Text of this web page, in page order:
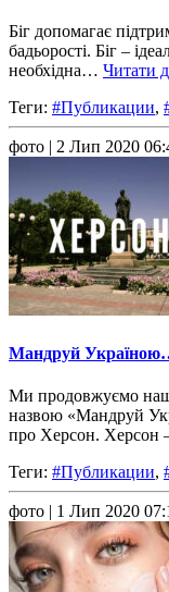
Біг допомагає
бадьорості. Біг –
необхідна… Читати
Теги: #Публикации,
фото | 2 Лип 2020
Мандруй
Ми продовжуємо
назвою «Мандруй
про Херсон.
Теги: #Публикации,
фото | 1 Лип 2020